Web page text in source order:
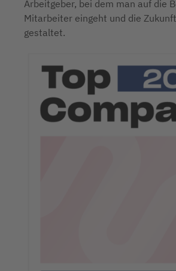
Arbeitgeber, bei dem man auf die
Mitarbeiter eingeht und die
gestaltet.